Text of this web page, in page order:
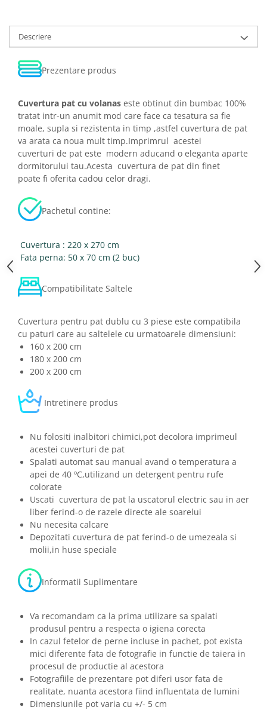
Descriere
Prezentare produs
Cuvertura pat cu volanas este obtinut din bumbac 100%
tratat intr-un anumit mod care face ca tesatura sa fie
moale, supla si rezistenta in timp ,astfel cuvertura de pat
va arata ca noua mult timp.Imprimrul acestei
cuverturi de pat este modern aducand o eleganta aparte
dormitorului tau.Acesta cuvertura de pat din finet
poate fi oferita cadou celor dragi.
Pachetul contine:
Cuvertura : 220 x 270 cm
Fata perna: 50 x 70 cm (2 buc)
Compatibilitate Saltele
Cuvertura pentru pat dublu cu 3 piese este compatibila
cu paturi care au saltelele cu urmatoarele dimensiuni:
160 x 200 cm
180 x 200 cm
200 x 200 cm
Intretinere produs
Nu folositi inalbitori chimici,pot decolora imprimeul
acestei cuverturi de pat
Spalati automat sau manual avand o temperatura a
apei de 40 ºC,utilizand un detergent pentru rufe
colorate
Uscati cuvertura de pat la uscatorul electric sau in aer
liber ferind-o de razele directe ale soarelui
Nu necesita calcare
Depozitati cuvertura de pat ferind-o de umezeala si
molii,in huse speciale
Informatii Suplimentare
Va recomandam ca la prima utilizare sa spalati
produsul pentru a respecta o igiena corecta
In cazul fetelor de perne incluse in pachet, pot exista
mici diferente fata de fotografie in functie de taiera in
procesul de productie al acestora
Fotografiile de prezentare pot diferi usor fata de
realitate, nuanta acestora fiind influentata de lumini
Dimensiunile pot varia cu +/- 5 cm